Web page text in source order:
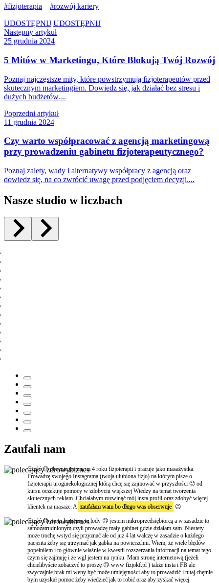
fizjoterapia rozwój kariery
UDOSTĘPNIJ UDOSTĘPNIJ
Następny artykuł
25 grudnia 2024
5 Mitów w Marketingu, Które Blokują Twój Rozwój
Poznaj najczęstsze mity, które powstrzymują fizjoterapeutów przed
skutecznym marketingiem. Dowiedz się, jak działać bez stresu i
dużych budżetów....
Poprzedni artykuł
11 grudnia 2024
Czy warto współpracować z agencją marketingową
przy prowadzeniu gabinetu fizjoterapeutycznego?
Poznaj zalety, wady i alternatywy współpracy z agencją oraz
dowiedz się, na co zwrócić uwagę przed podjęciem decyzji....
Nasze studio w liczbach
Zaufali nam
Cześć 🙂 obecnie jestem na 4 roku fizjoterapii i pracuje jako masażystka.
Prowadzę swojego Instagrama (twoja.ulubiona.fizjo) na którym pisze o
fizjoterapii uroginekologicznej którą chcę się zajmować w przyszłości 🙂 od
kursu oczekuje pomocy w zdobyciu większej Wiedzy na temat tworzenia
skutecznych reklam. Chciałabym rozwinąć mój insta profil oraz zdobyć więcej
klientek na masaże. A zaufałam wam bo długo was obserwuje 😉
Część 😊 no to łamiemy to lody 😉 jestem mikroprzedsiębiorcą a w zasadzie to
samozatrudnionym czyli prowadzę mały gabinet gdzie działam sam. Niestety
może trochę wstyd się przyznać ale od już 4 lat walczę w zasadzie o każdego
pacjenta żeby się utrzymać jak gąbka na powierzchni. Wiem, że wiele błędów
popełniłem i to głównie właśnie w kwestii rozszerzania informacji na temat tego
czym się zajmuję i że wgl jestem na rynku. Mam stronę internetową (jeżeli
chcielibyście zobaczyć to proszę 😉 www fizjokf.pl ) także insta i FB ale
zwyczajnie brak mi weny być może umiejętności aby to prowadzić i tutaj chętnie
bym uzyskał pomoc żeby wiedzieć jak to robić oraz aby zyskać więcej